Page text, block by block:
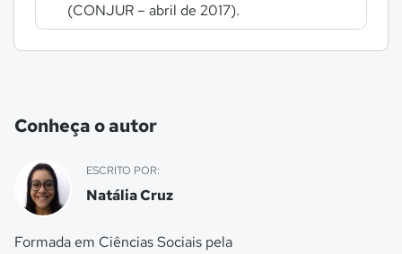
(CONJUR – abril de 2017).
Conheça o autor
ESCRITO POR:
Natália Cruz
Formada em Ciências Sociais pela